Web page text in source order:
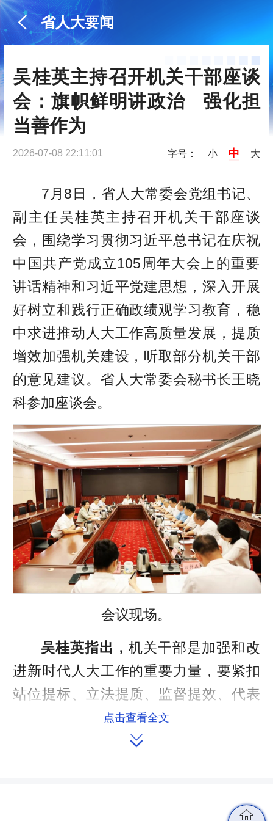
省人大要闻
吴桂英主持召开机关干部座谈
会：旗帜鲜明讲政治   强化担
当善作为
2026-07-08 22:11:01 字号： 小 中 大
7月8日，省人大常委会党组书记、
副主任吴桂英主持召开机关干部座谈
会，围绕学习贯彻习近平总书记在庆祝
中国共产党成立105周年大会上的重要
讲话精神和习近平党建思想，深入开展
好树立和践行正确政绩观学习教育，稳
中求进推动人大工作高质量发展，提质
增效加强机关建设，听取部分机关干部
的意见建议。省人大常委会秘书长王晓
科参加座谈会。
会议现场。
吴桂英指出，机关干部是加强和改
进新时代人大工作的重要力量，要紧扣
站位提标、立法提质、监督提效、代表
提能、队伍提优，知责于心，担责于
身，履责于行，稳中求进推动人大工作
点击查看全文
